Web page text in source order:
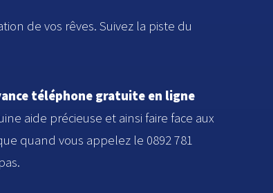
de vos rêves. Suivez la piste du
téléphone gratuite en ligne
aide précieuse et ainsi faire face aux
quand vous appelez le 0892 781